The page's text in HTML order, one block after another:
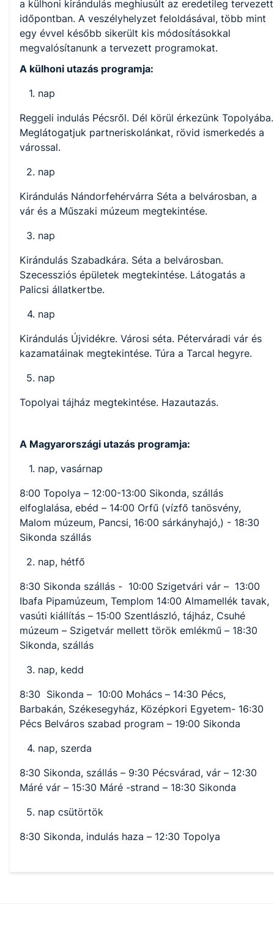
a külhoni kirándulás meghiusúlt az eredetileg tervezett
időpontban. A veszélyhelyzet feloldásával, több mint
egy évvel később sikerült kis módosításokkal
megvalósítanunk a tervezett programokat.
A külhoni utazás programja:
nap
Reggeli indulás Pécsről. Dél körül érkezünk Topolyába.
Meglátogatjuk partneriskolánkat, rövid ismerkedés a
várossal.
nap
Kirándulás Nándorfehérvárra Séta a belvárosban, a
vár és a Műszaki múzeum megtekintése.
nap
Kirándulás Szabadkára. Séta a belvárosban.
Szecessziós épületek megtekintése. Látogatás a
Palicsi állatkertbe.
nap
Kirándulás Újvidékre. Városi séta. Péterváradi vár és
kazamatáinak megtekintése. Túra a Tarcal hegyre.
nap
Topolyai tájház megtekintése. Hazautazás.
A Magyarországi utazás programja:
nap, vasárnap
8:00 Topolya – 12:00-13:00 Sikonda, szállás
elfoglalása, ebéd – 14:00 Orfű (vízfő tanösvény,
Malom múzeum, Pancsi, 16:00 sárkányhajó,) - 18:30
Sikonda szállás
nap, hétfő
8:30 Sikonda szállás - 10:00 Szigetvári vár – 13:00
Ibafa Pipamúzeum, Templom 14:00 Almamellék tavak,
vasúti kiállítás – 15:00 Szentlászló, tájház, Csuhé
múzeum – Szigetvár mellett török emlékmű – 18:30
Sikonda, szállás
nap, kedd
8:30 Sikonda – 10:00 Mohács – 14:30 Pécs,
Barbakán, Székesegyház, Középkori Egyetem- 16:30
Pécs Belváros szabad program – 19:00 Sikonda
nap, szerda
8:30 Sikonda, szállás – 9:30 Pécsvárad, vár – 12:30
Máré vár – 15:30 Máré -strand – 18:30 Sikonda
nap csütörtök
8:30 Sikonda, indulás haza – 12:30 Topolya